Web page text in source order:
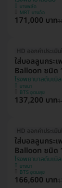
บางพลัด
MRT บางอ้อ
171,000 บาท
ใส่บอลลูนกระ
Balloon ชนิด
โรงพยาบาลดับเบิล
บางนา
BTS อุดมสุข
137,200 บาท
ใส่บอลลูนกระ
Balloon ชนิด
โรงพยาบาลดับเบิล
บางนา
BTS อุดมสุข
166,600 บาท